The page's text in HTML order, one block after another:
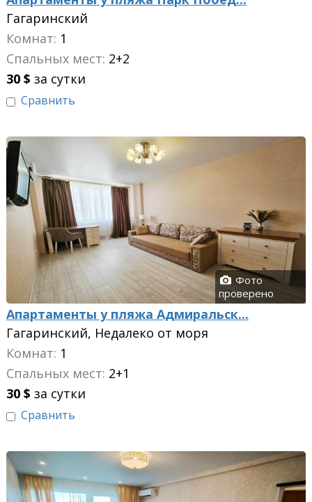
Гагаринский
Комнат: 1
Спальных мест: 2+2
30 $ за сутки
Сравнить
Фото
проверено
Апартаменты у пляжа Адмиральск...
Гагаринский, Недалеко от моря
Комнат: 1
Спальных мест: 2+1
30 $ за сутки
Сравнить